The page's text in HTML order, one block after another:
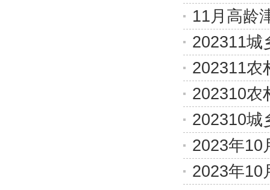
11月高龄
202311城
202311农
202310农
202310城
2023年10
2023年10